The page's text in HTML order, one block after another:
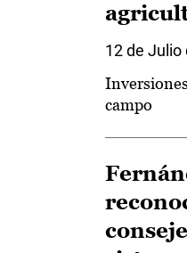
12 de Julio
campo